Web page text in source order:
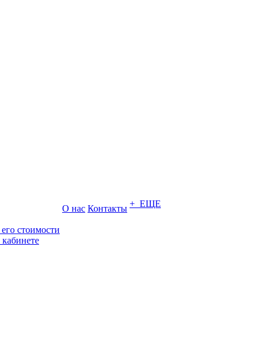
стоимости
О нас Контакты + ЕЩЕ